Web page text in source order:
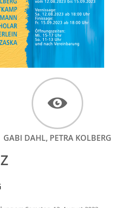
GABI DAHL, PETRA KOLBERG